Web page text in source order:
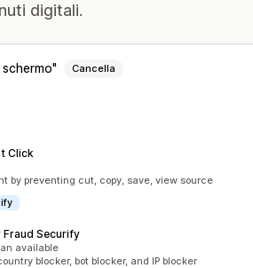
digitali.
Cancella
Click
by preventing cut, copy, save, view source
Securify
available
blocker, bot blocker, and IP blocker